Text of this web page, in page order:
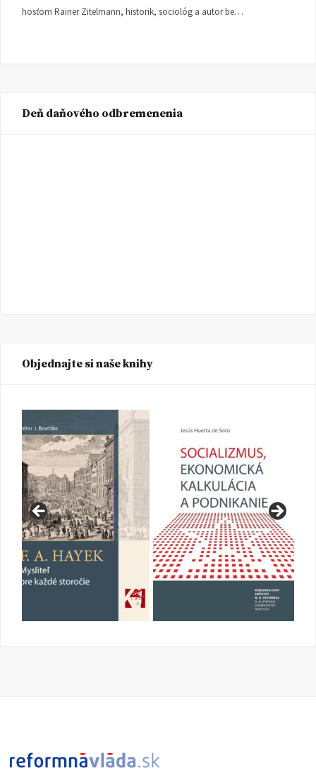
hosťom Rainer Zitelmann, historik, sociológ a autor be…
Deň daňového odbremenenia
Objednajte si naše knihy